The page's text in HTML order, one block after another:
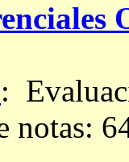
:
notas: